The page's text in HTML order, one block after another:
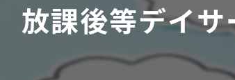
放課後等デイ